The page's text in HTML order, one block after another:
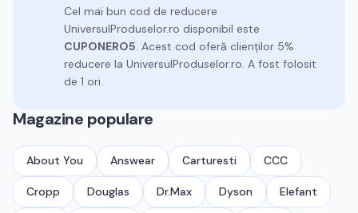
Cel mai bun cod de reducere
UniversulProduselor.ro disponibil este
CUPONERO5. Acest cod oferă clienților 5%
reducere la UniversulProduselor.ro. A fost folosit
de 1 ori.
Magazine populare
About You Answear Carturesti CCC
Cropp Douglas Dr.Max Dyson Elefant